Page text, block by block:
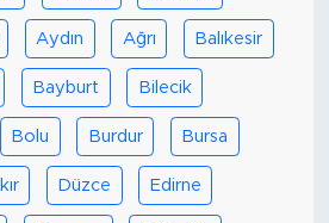
Aydın Ağrı Balıkesir
Bayburt Bilecik
Bolu Burdur Bursa
Düzce Edirne